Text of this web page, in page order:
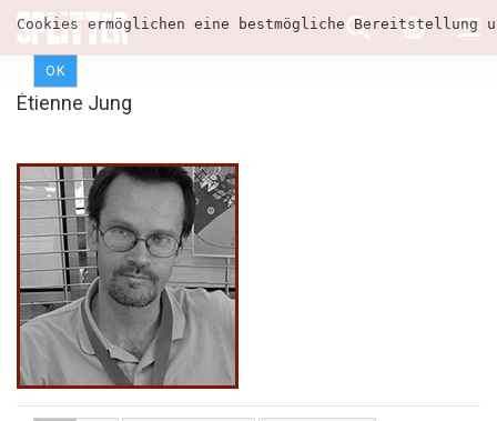
Cookies ermöglichen eine bestmögliche
OK
Étienne Jung